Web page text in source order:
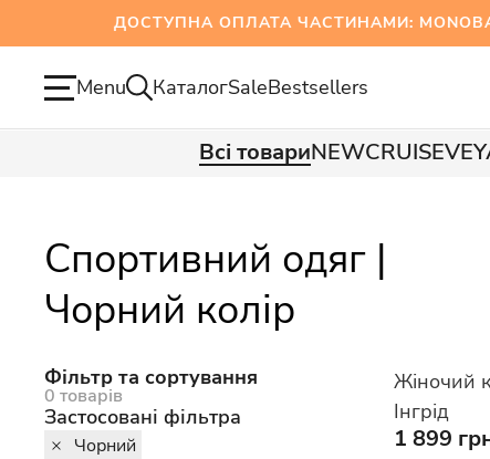
ДОСТУПНА ОПЛАТА ЧАСТИНАМИ:
Menu КаталогSaleBestsellers
Всі товариNEWCRUISE
Спортивний одяг |
Чорний колір
Фільтр та сортування
0 товарів
Застосовані фільтра
Чорний
Жіночий
Інгрід
1 899